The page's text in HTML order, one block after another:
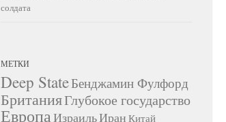
солдата
МЕТКИ
Deep StateБенджамин Фулфорд
БританияГлубокое государство
ЕвропаИзраильИран Китай